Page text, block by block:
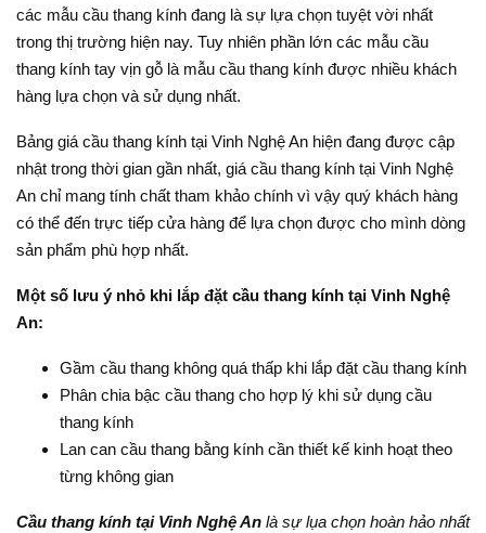
các mẫu cầu thang kính đang là sự lựa chọn tuyệt vời nhất
trong thị trường hiện nay. Tuy nhiên phần lớn các mẫu cầu
thang kính tay vịn gỗ là mẫu cầu thang kính được nhiều khách
hàng lựa chọn và sử dụng nhất.
Bảng giá cầu thang kính tại Vinh Nghệ An hiện đang được cập
nhật trong thời gian gần nhất, giá cầu thang kính tại Vinh Nghệ
An chỉ mang tính chất tham khảo chính vì vậy quý khách hàng
có thể đến trực tiếp cửa hàng để lựa chọn được cho mình dòng
sản phẩm phù hợp nhất.
Một số lưu ý nhỏ khi lắp đặt cầu thang kính tại Vinh Nghệ
An:
Gầm cầu thang không quá thấp khi lắp đặt cầu thang kính
Phân chia bậc cầu thang cho hợp lý khi sử dụng cầu
thang kính
Lan can cầu thang bằng kính cần thiết kế kinh hoạt theo
từng không gian
Cầu thang kính tại Vinh Nghệ An là sự lụa chọn hoàn hảo nhất